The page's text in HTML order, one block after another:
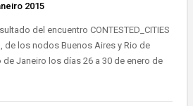
2015
del encuentro CONTESTED_CITIES
de los nodos Buenos Aires y Rio de
Janeiro los días 26 a 30 de enero de